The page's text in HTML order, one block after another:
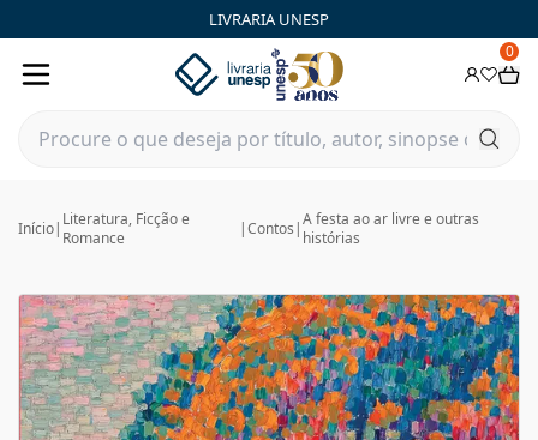
LIVRARIA UNESP
0
Início| Literatura, Ficção e
Romance
|Contos |A festa ao ar livre e outras
histórias